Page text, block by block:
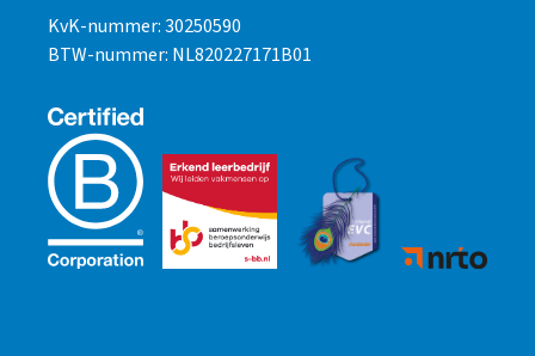
KvK-nummer: 30250590
BTW-nummer: NL820227171B01